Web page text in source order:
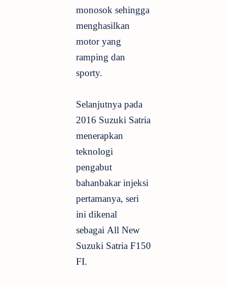
monosok sehingga
menghasilkan
motor yang
ramping dan
sporty.
Selanjutnya pada
2016 Suzuki Satria
menerapkan
teknologi
pengabut
bahanbakar injeksi
pertamanya, seri
ini dikenal
sebagai All New
Suzuki Satria F150
FI.